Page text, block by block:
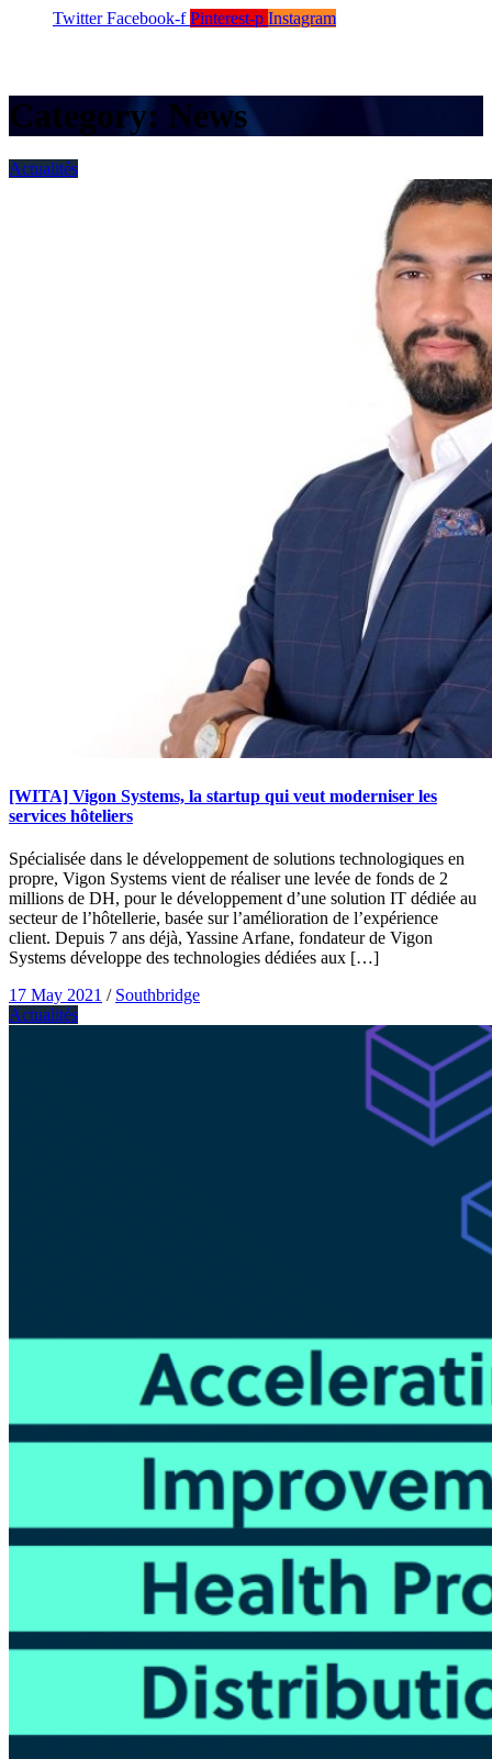
Twitter Facebook-f Pinterest-p Instagram
Category: News
Actualités
[WITA] Vigon Systems, la startup qui veut moderniser les
services hôteliers
Spécialisée dans le développement de solutions technologiques en
propre, Vigon Systems vient de réaliser une levée de fonds de 2
millions de DH, pour le développement d’une solution IT dédiée au
secteur de l’hôtellerie, basée sur l’amélioration de l’expérience
client. Depuis 7 ans déjà, Yassine Arfane, fondateur de Vigon
Systems développe des technologies dédiées aux […]
17 May 2021 / Southbridge
Actualités